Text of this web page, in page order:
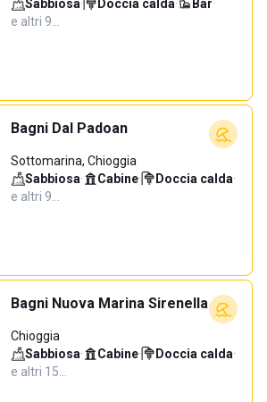
Sabbiosa· Doccia calda· Bar·
e altri 9…
Bagni Dal Padoan
Sottomarina, Chioggia
Sabbiosa· Cabine· Doccia calda·
e altri 9…
Bagni Nuova Marina Sirenella
Chioggia
Sabbiosa· Cabine· Doccia calda·
e altri 15…